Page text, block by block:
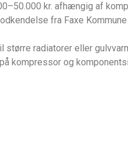
kr. afhængig af
fra Faxe
større radiatorer eller
kompressor og